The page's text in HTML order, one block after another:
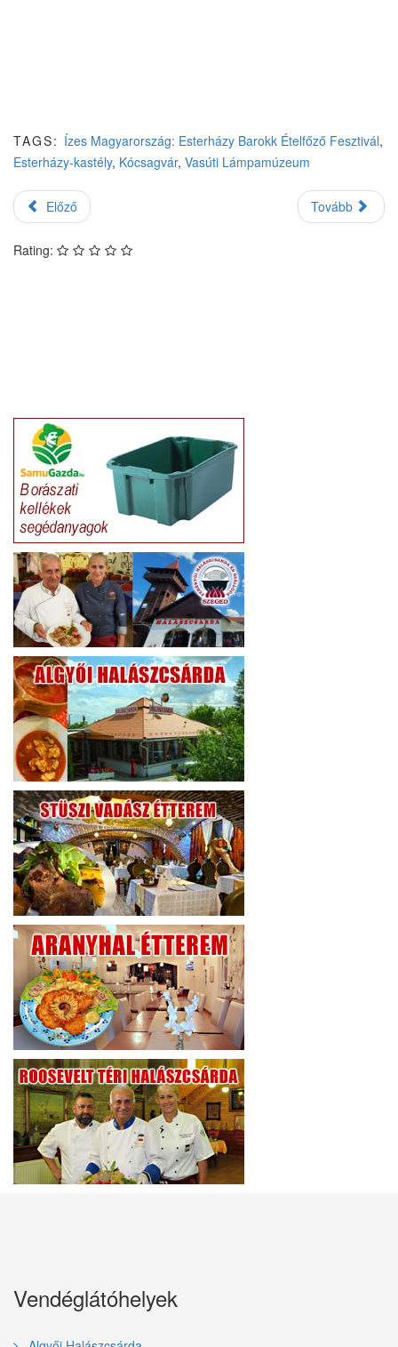
TAGS: Ízes Magyarország: Esterházy Barokk Ételfőző Fesztivál,
Esterházy-kastély, Kócsagvár, Vasúti Lámpamúzeum
Előző Tovább
Rating:
Vendéglátóhelyek